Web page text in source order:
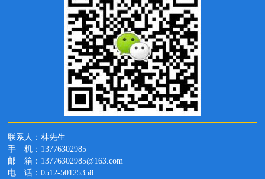
联系人：林先生
手 机：13776302985
邮 箱：13776302985@163.com
电 话：0512-50125358